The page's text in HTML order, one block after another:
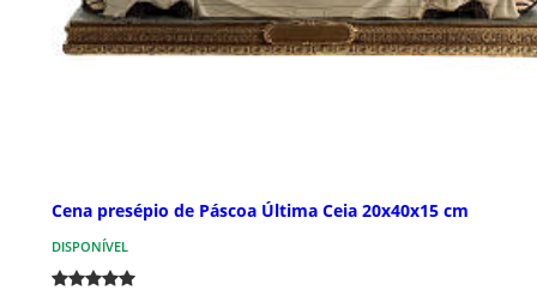
Cena presépio de Páscoa Última Ceia 20x40x15 cm
DISPONÍVEL